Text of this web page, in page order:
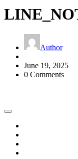
Author
June 19, 2025
0 Comments